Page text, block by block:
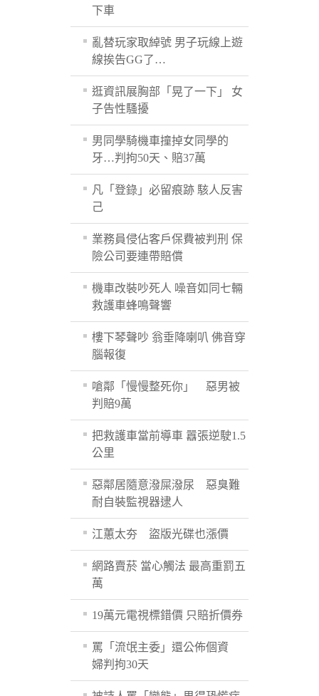
下車
亂替玩家取綽號 男子玩線上遊
線挨告GG了…
逛資訊展胸部「晃了一下」 女
子告性騷擾
男同學騎機車撞掉女同學的
牙…判拘50天、賠37萬
凡「登錄」必留痕跡 駭人反害
己
業務員侵佔客戶保費被判刑 保
險公司要連帶賠償
機車改裝吵死人 噪音如同七輛
救護車蜂鳴聲響
樓下琴聲吵 翁垂降喇叭 佛音穿
腦報復
嗆鄰「慢慢整死你」 惡男被
判賠9萬
把救護車當前導車 囂張逆駛1.5
公里
惡鄰居隨意潑屎潑尿 惡臭難
耐自裝監視器逮人
江蕙太夯 盜版光碟也漲價
網路賣菸 當心觸法 最高重罰五
萬
19萬元電視標錯價 只賠折價券
罵「流氓主委」還公佈個資
婦判拘30天